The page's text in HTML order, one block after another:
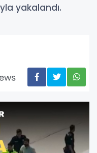
yakalandı.